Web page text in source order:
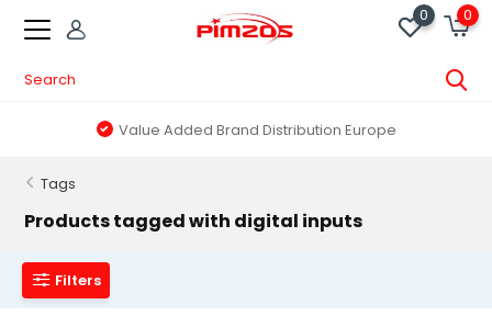
0 0
Value Added Brand Distribution Europe
Tags
Products tagged with digital inputs
Filters